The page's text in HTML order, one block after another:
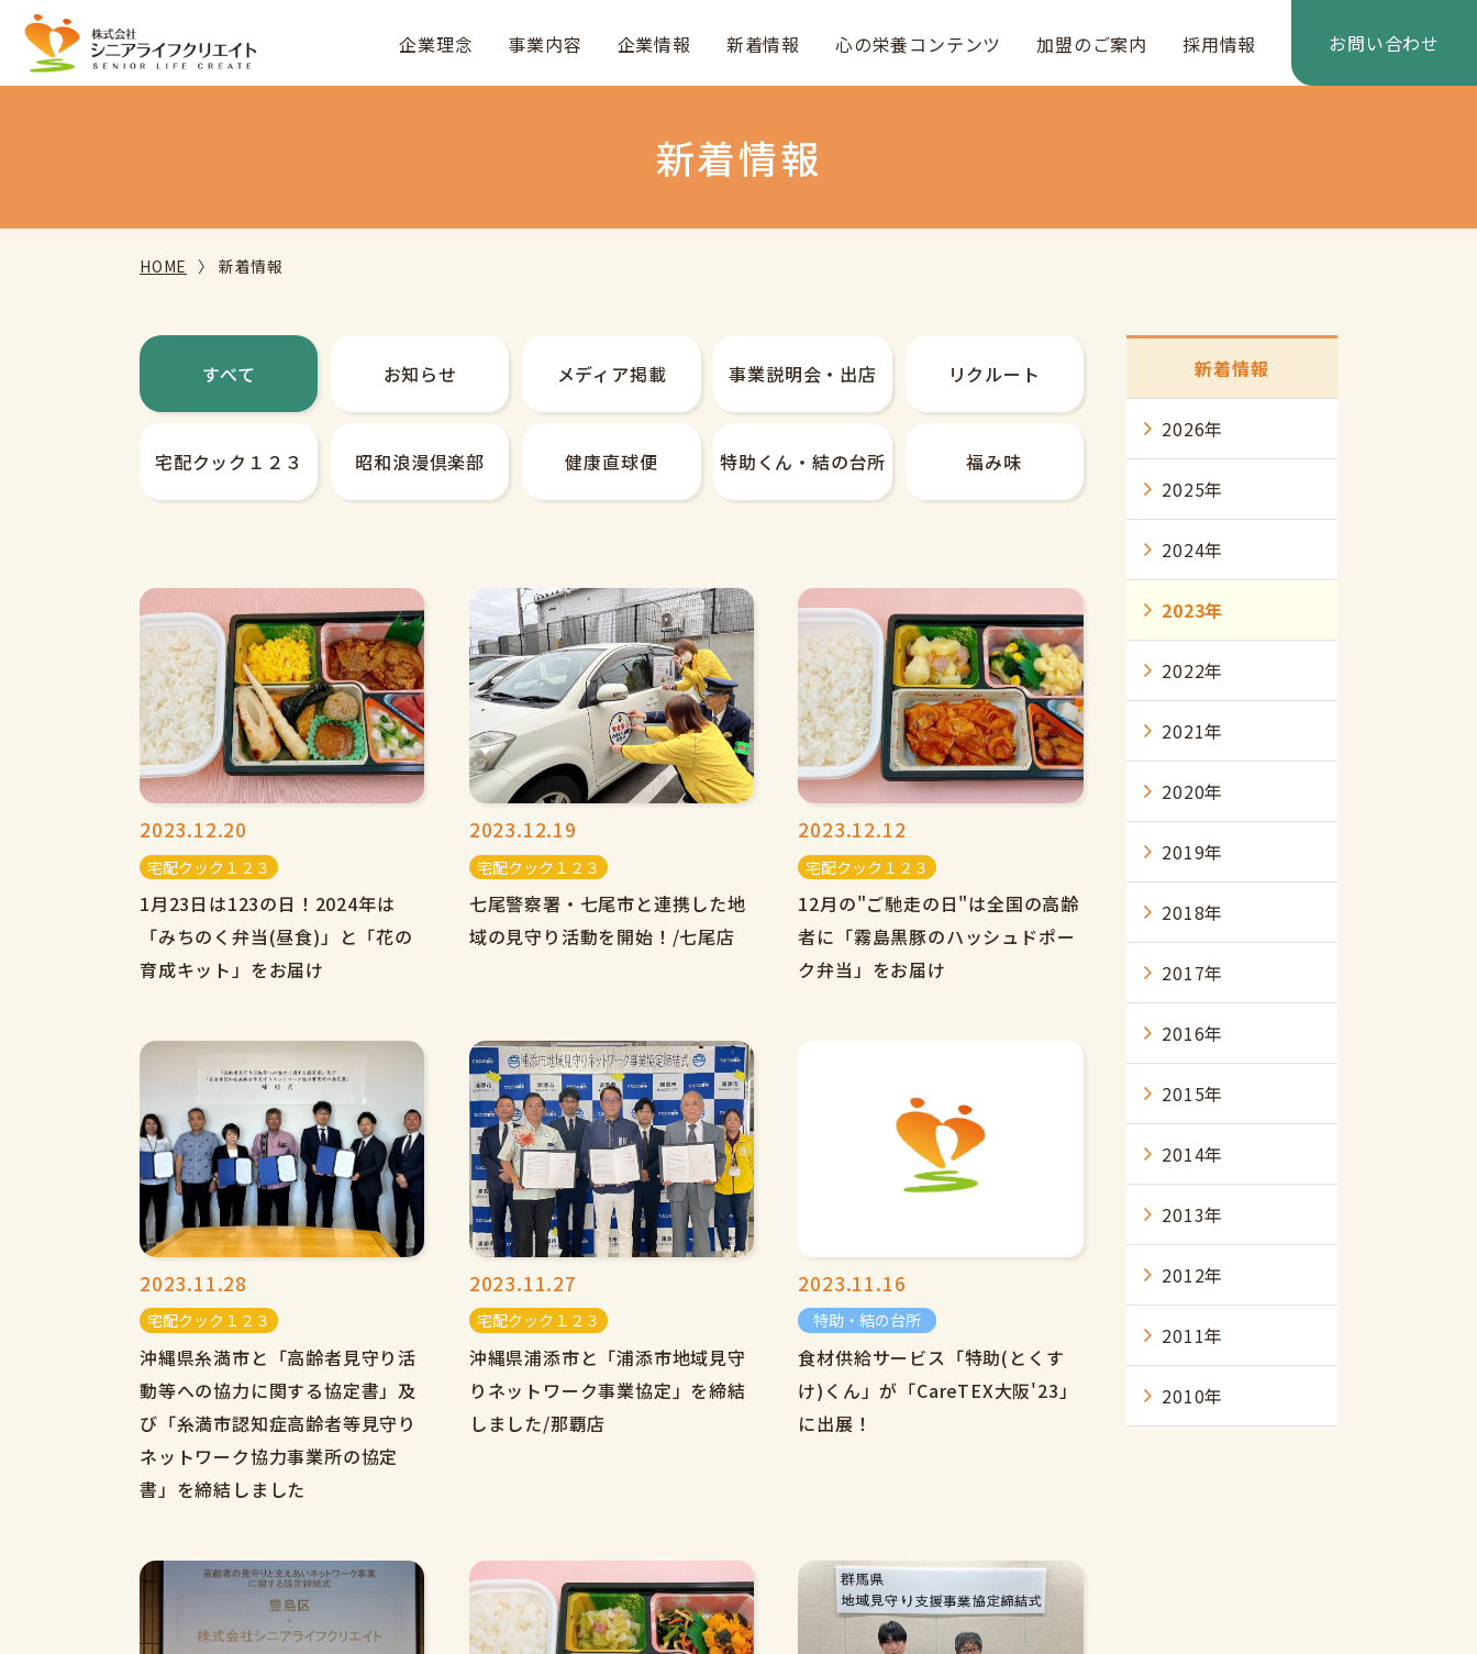
企業理念 事業内容 企業情報 新着情報 心の栄養コンテンツ 加盟のご案内 採用情報 お問い合わせ
新着情報
HOME 新着情報
すべて お知らせ メディア掲載 事業説明会・ 出店 リクルート
宅配クック １２３ 昭和浪漫倶楽部 健康直球便 特助くん・ 結の台所 福み味
2023.12.20
宅配クック１２３
1月23日は123の日！2024年は
「みちのく弁当(昼食)」と「花の
育成キット」をお届け
2023.12.19
宅配クック１２３
七尾警察署・七尾市と連携した地
域の見守り活動を開始！/七尾店
2023.12.12
宅配クック１２３
12月の"ご馳走の日"は全国の高齢
者に「霧島黒豚のハッシュドポー
ク弁当」をお届け
2023.11.28
宅配クック１２３
沖縄県糸満市と「高齢者見守り活
動等への協力に関する協定書」及
び「糸満市認知症高齢者等見守り
ネットワーク協力事業所の協定
書」を締結しました
2023.11.27
宅配クック１２３
沖縄県浦添市と「浦添市地域見守
りネットワーク事業協定」を締結
しました/那覇店
2023.11.16
特助・結の台所
食材供給サービス「特助(とくす
け)くん」が「CareTEX大阪'23」
に出展！
新着情報
2026年
2025年
2024年
2023年
2022年
2021年
2020年
2019年
2018年
2017年
2016年
2015年
2014年
2013年
2012年
2011年
2010年